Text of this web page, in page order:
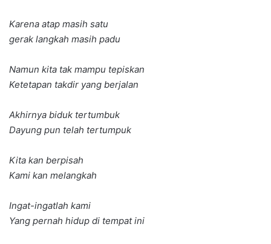
Karena atap masih satu
gerak langkah masih padu
Namun kita tak mampu tepiskan
Ketetapan takdir yang berjalan
Akhirnya biduk tertumbuk
Dayung pun telah tertumpuk
Kita kan berpisah
Kami kan melangkah
Ingat-ingatlah kami
Yang pernah hidup di tempat ini